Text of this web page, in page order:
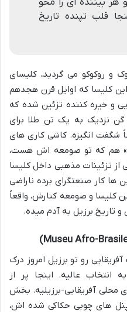
بیننده ای را محو
قلب تپنده تاریخ
و روکوکو می گردید، کلیسای
کلیسا که اوایل قرن هجدهم
و خیره کننده تزئین شده که
نزدیک به یک تن طلا برای
شگفت انگیزه. کاشی کاری های
هم که تو صومعه اش هست،
از تزئینات مذهبی داخل کلیسا
کار صنعتگرای برده ناراضی
کلیسا و صومعه کنارش، واقعاً
تاریخ برزیل به آدم میده.
رو تو برزیل امروز درک
انتخاب عالیه. اینجا پر از
محلی آفریقایی-برزیلیه. بخش
پنل های چوبی حکاکی شده اش،